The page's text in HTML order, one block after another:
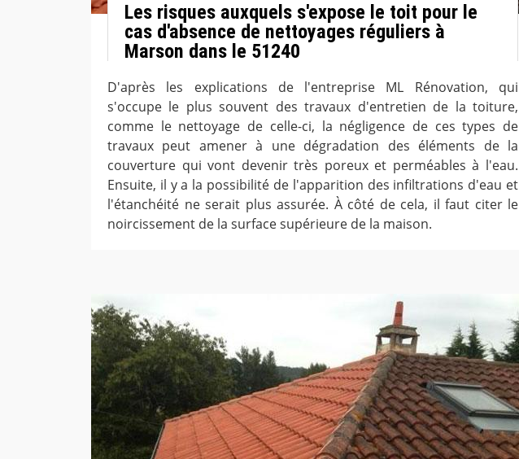
Les risques auxquels s'expose le toit pour le
cas d'absence de nettoyages réguliers à
Marson dans le 51240
D'après les explications de l'entreprise ML Rénovation, qui
s'occupe le plus souvent des travaux d'entretien de la toiture,
comme le nettoyage de celle-ci, la négligence de ces types de
travaux peut amener à une dégradation des éléments de la
couverture qui vont devenir très poreux et perméables à l'eau.
Ensuite, il y a la possibilité de l'apparition des infiltrations d'eau et
l'étanchéité ne serait plus assurée. À côté de cela, il faut citer le
noircissement de la surface supérieure de la maison.